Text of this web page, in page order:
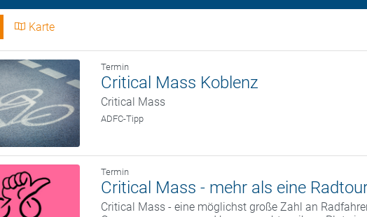
Karte
Termin
Critical Mass Koblenz
Critical Mass
ADFC-Tipp
Termin
Critical Mass - mehr als eine
Critical Mass - eine möglichst große Zahl an